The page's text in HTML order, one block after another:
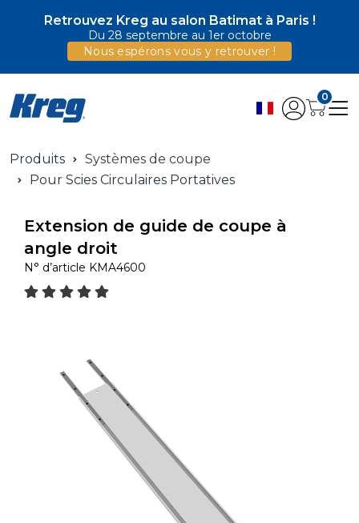
Retrouvez Kreg au salon Batimat à Paris !
Du 28 septembre au 1er octobre
Nous espérons vous y retrouver !
0
Produits
Systèmes de coupe
Pour Scies Circulaires Portatives
Extension de guide de coupe à
angle droit
N° d’article KMA4600